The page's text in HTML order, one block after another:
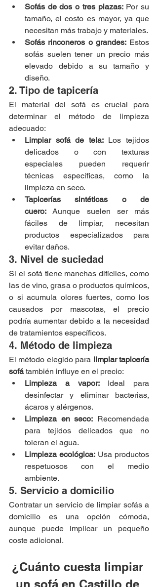
Sofás de dos o tres plazas: Por su
tamaño, el costo es mayor, ya que
necesitan más trabajo y materiales.
Sofás rinconeros o grandes: Estos
sofás suelen tener un precio más
elevado debido a su tamaño y
diseño.
2. Tipo de tapicería
El material del sofá es crucial para
determinar el método de limpieza
adecuado:
Limpiar sofá de tela: Los tejidos
delicados o con texturas
especiales pueden requerir
técnicas específicas, como la
limpieza en seco.
Tapicerías sintéticas o de
cuero: Aunque suelen ser más
fáciles de limpiar, necesitan
productos especializados para
evitar daños.
3. Nivel de suciedad
Si el sofá tiene manchas difíciles, como
las de vino, grasa o productos químicos,
o si acumula olores fuertes, como los
causados por mascotas, el precio
podría aumentar debido a la necesidad
de tratamientos específicos.
4. Método de limpieza
El método elegido para limpiar tapicería
sofá también influye en el precio:
Limpieza a vapor: Ideal para
desinfectar y eliminar bacterias,
ácaros y alérgenos.
Limpieza en seco: Recomendada
para tejidos delicados que no
toleran el agua.
Limpieza ecológica: Usa productos
respetuosos con el medio
ambiente.
5. Servicio a domicilio
Contratar un servicio de limpiar sofás a
domicilio es una opción cómoda,
aunque puede implicar un pequeño
coste adicional.
¿Cuánto cuesta limpiar
un sofá en Castillo de